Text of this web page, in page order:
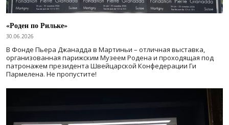
«Роден по Рильке»
30.06.2026
В Фонде Пьера Джанадда в Мартиньи – отличная выставка,
организованная парижским Музеем Родена и проходящая под
патронажем президента Швейцарской Конфедерации Ги
Пармелена. Не пропустите!